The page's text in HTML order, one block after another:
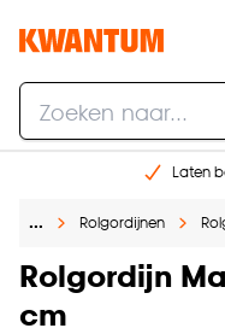
Laten
Gratis
… Rolgordijnen
Rolgordijn
cm